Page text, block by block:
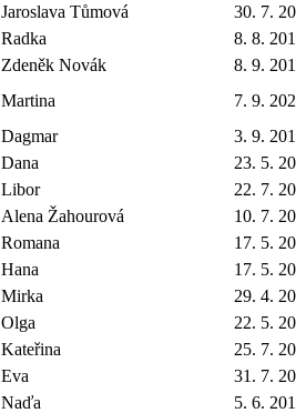
Jaroslava Tůmová
30. 7.
Radka
8. 8.
Zdeněk Novák
8. 9.
Martina
7. 9.
Dagmar
3. 9.
Dana
23. 5.
Libor
22. 7.
Alena Žahourová
10. 7.
Romana
17. 5.
Hana
17. 5.
Mirka
29. 4.
Olga
22. 5.
Kateřina
25. 7.
Eva
31. 7.
Naďa
5. 6.